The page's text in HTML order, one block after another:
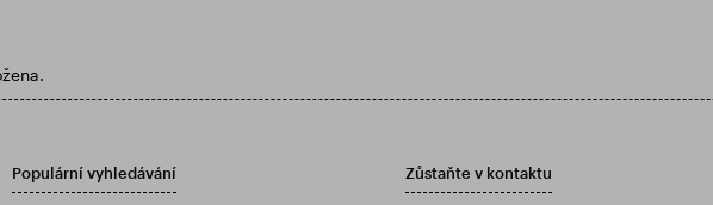
Populární vyhledávání Zůstaňte v kontaktu